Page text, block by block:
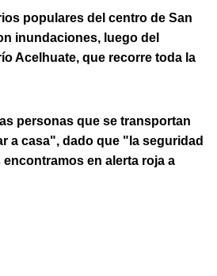
populares del centro de San
inundaciones, luego del
Acelhuate, que recorre toda la
personas que se transportan
a casa", dado que "la seguridad
en alerta roja a